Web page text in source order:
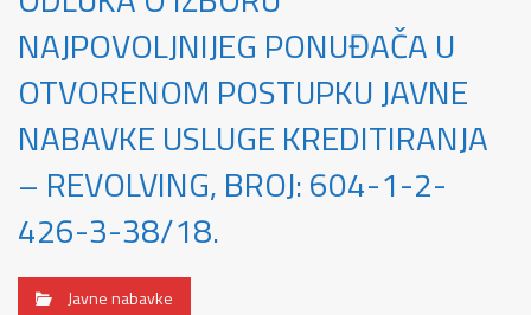
NAJPOVOLJNIJEG PONUĐAČA U
OTVORENOM POSTUPKU JAVNE
NABAVKE USLUGE KREDITIRANJA
– REVOLVING, BROJ: 604-1-2-
426-3-38/18.
Javne nabavke